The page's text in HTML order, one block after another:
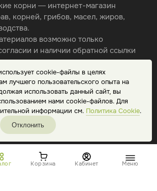
cookie-файлы в целях
лучшего пользовательского опыта на
использовать данный сайт, вы
нами cookie-файлов. Для
информации см. Политика Cookie.
Отклонить
Корзина Кабинет Меню
корни — интернет-магазин
корней, грибов, масел, жиров,
возможно только
и наличии обратной ссылки
данных